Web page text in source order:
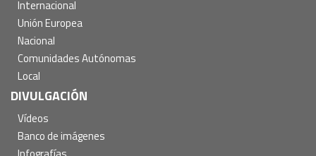
Internacional
Unión Europea
Nacional
Comunidades Autónomas
Local
DIVULGACIÓN
Vídeos
Banco de imágenes